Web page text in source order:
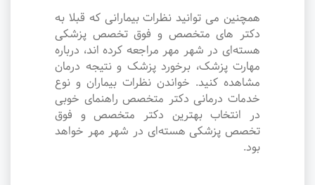
همچنین می توانید نظرات بیمارانی که قبلا به
دکتر های متخصص و فوق تخصص پزشکی
هسته‌ای در شهر مهر مراجعه کرده اند، درباره
مهارت پزشک، برخورد پزشک و نتیجه درمان
مشاهده کنید. خواندن نظرات بیماران و نوع
خدمات درمانی دکتر متخصص راهنمای خوبی
در انتخاب بهترین دکتر متخصص و فوق
تخصص پزشکی هسته‌ای در شهر مهر خواهد
بود.